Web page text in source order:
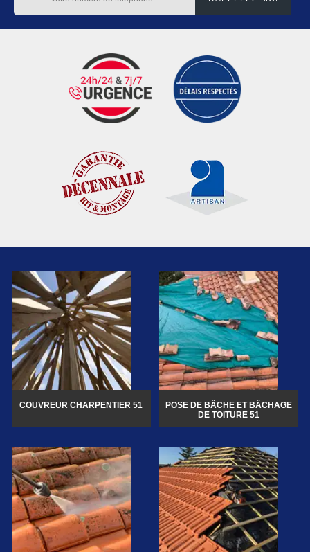
COUVREUR CHARPENTIER 51
POSE DE BÂCHE ET BÂCHAGE
DE TOITURE 51